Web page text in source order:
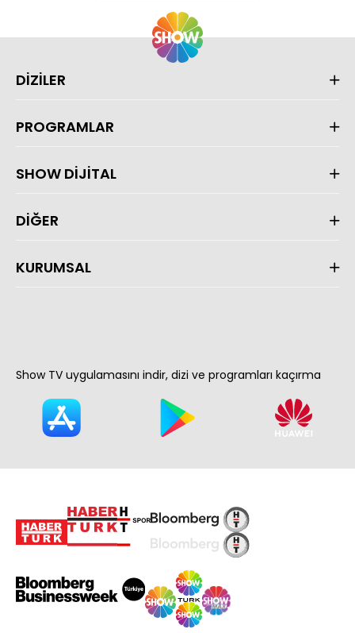
DİZİLER
PROGRAMLAR
SHOW DİJİTAL
DİĞER
KURUMSAL
Show TV uygulamasını indir, dizi ve programları kaçırma